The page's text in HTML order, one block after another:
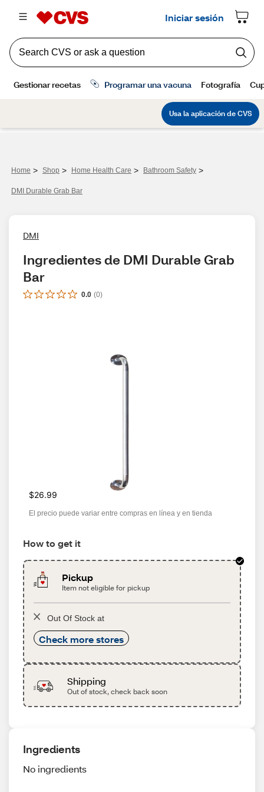
Home > Shop > Home Health Care > Bathroom Safety >
DMI Durable Grab Bar
DMI
Ingredientes de DMI Durable Grab
Bar
0.0 (0)
$26.99
El precio puede variar entre compras en línea y en tienda
How to get it
Pickup
Item not eligible for pickup
Out Of Stock at
Check more stores
Shipping
Out of stock, check back soon
Ingredients
No ingredients